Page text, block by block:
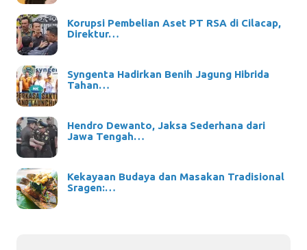
Korupsi Pembelian Aset PT RSA di Cilacap,
Direktur…
Syngenta Hadirkan Benih Jagung Hibrida
Tahan…
Hendro Dewanto, Jaksa Sederhana dari
Jawa Tengah…
Kekayaan Budaya dan Masakan Tradisional
Sragen:…